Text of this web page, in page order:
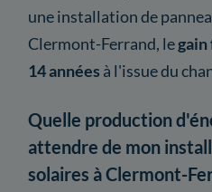
une installation de
Clermont-Ferrand, le
14 années à l'issue du
Quelle production
attendre de mon
solaires à Clermont-